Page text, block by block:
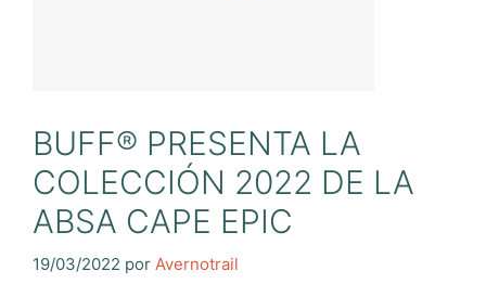
BUFF® PRESENTA LA
COLECCIÓN 2022 DE LA
ABSA CAPE EPIC
19/03/2022 por Avernotrail